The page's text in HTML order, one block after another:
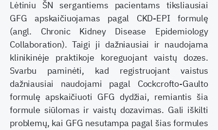
Lėtiniu ŠN sergantiems pacientams tiksliausiai
GFG apskaičiuojamas pagal CKD-EPI formulę
(angl. Chronic Kidney Disease Epidemiology
Collaboration). Taigi ji dažniausiai ir naudojama
klinikinėje praktikoje koreguojant vaistų dozes.
Svarbu paminėti, kad registruojant vaistus
dažniausiai naudojami pagal Cockcrofto-Gaulto
formulę apskaičiuoti GFG dydžiai, remiantis šia
formule siūlomas ir vaistų dozavimas. Gali iškilti
problemų, kai GFG nesutampa pagal šias formules